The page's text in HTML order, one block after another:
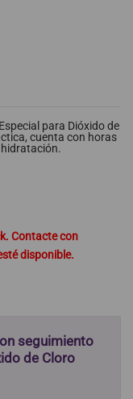
para Dióxido de
cuenta con horas
Contacte con
disponible.
seguimiento
de Cloro